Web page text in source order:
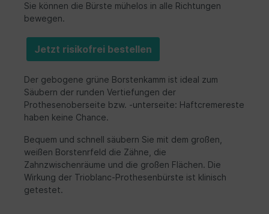
Sie können die Bürste mühelos in alle Richtungen
bewegen.
Jetzt risikofrei bestellen
Der gebogene grüne Borstenkamm ist ideal zum
Säubern der runden Vertiefungen der
Prothesenoberseite bzw. -unterseite: Haftcremereste
haben keine Chance.
Bequem und schnell säubern Sie mit dem großen,
weißen Borstenrfeld die Zähne, die
Zahnzwischenräume und die großen Flächen. Die
Wirkung der Trioblanc-Prothesenbürste ist klinisch
getestet.